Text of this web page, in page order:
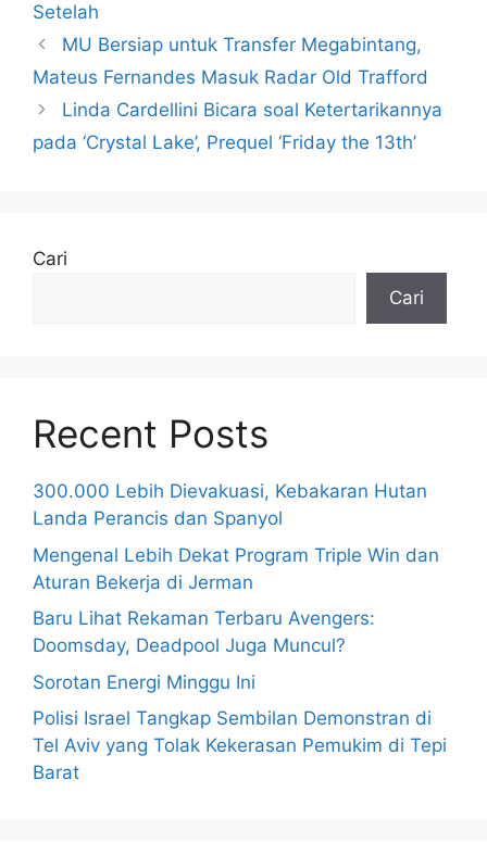
Setelah
MU Bersiap untuk Transfer Megabintang,
Mateus Fernandes Masuk Radar Old Trafford
Linda Cardellini Bicara soal Ketertarikannya
pada ‘Crystal Lake’, Prequel ‘Friday the 13th’
Cari
Cari
Recent Posts
300.000 Lebih Dievakuasi, Kebakaran Hutan
Landa Perancis dan Spanyol
Mengenal Lebih Dekat Program Triple Win dan
Aturan Bekerja di Jerman
Baru Lihat Rekaman Terbaru Avengers:
Doomsday, Deadpool Juga Muncul?
Sorotan Energi Minggu Ini
Polisi Israel Tangkap Sembilan Demonstran di
Tel Aviv yang Tolak Kekerasan Pemukim di Tepi
Barat